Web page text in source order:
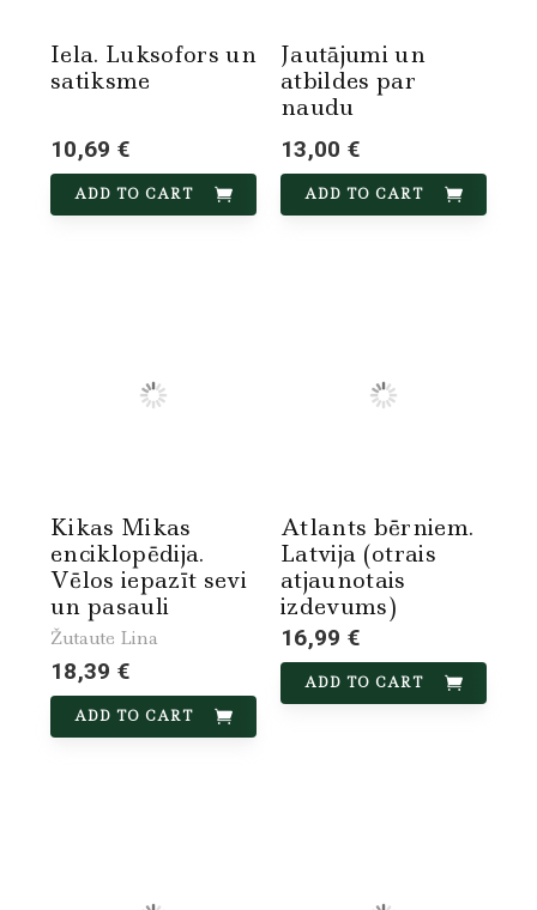
Iela. Luksofors un
satiksme
10,69 €
ADD TO CART
Jautājumi un
atbildes par
naudu
13,00 €
ADD TO CART
Kikas Mikas
enciklopēdija.
Vēlos iepazīt sevi
un pasauli
Žutaute Lina
18,39 €
ADD TO CART
Atlants bērniem.
Latvija (otrais
atjaunotais
izdevums)
16,99 €
ADD TO CART